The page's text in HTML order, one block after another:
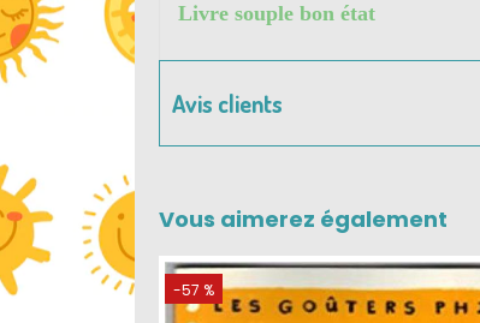
Livre souple bon état
Avis clients
Vous aimerez également
-57 %